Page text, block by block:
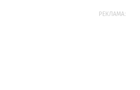
РЕКЛАМА: